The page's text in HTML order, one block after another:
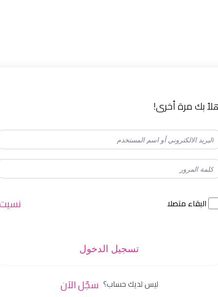
بك مرة أخرى!
البقاء متصلا
تسجيل الدخول
ليس لديك حساب؟ سجّل الآن